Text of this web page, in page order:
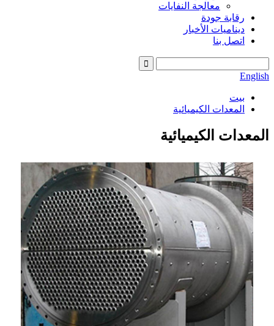
معالجة النفايات
رقابة جودة
ديناميات الأخبار
اتصل بنا
English
بيت
المعدات الكيميائية
المعدات الكيميائية